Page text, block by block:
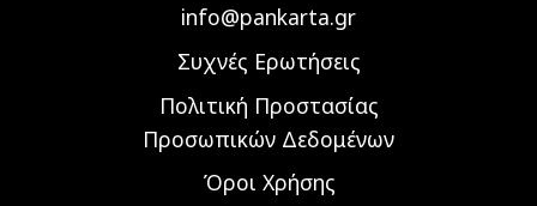
info@pankarta.gr
Συχνές Ερωτήσεις
Πολιτική Προστασίας
Προσωπικών Δεδομένων
Όροι Χρήσης